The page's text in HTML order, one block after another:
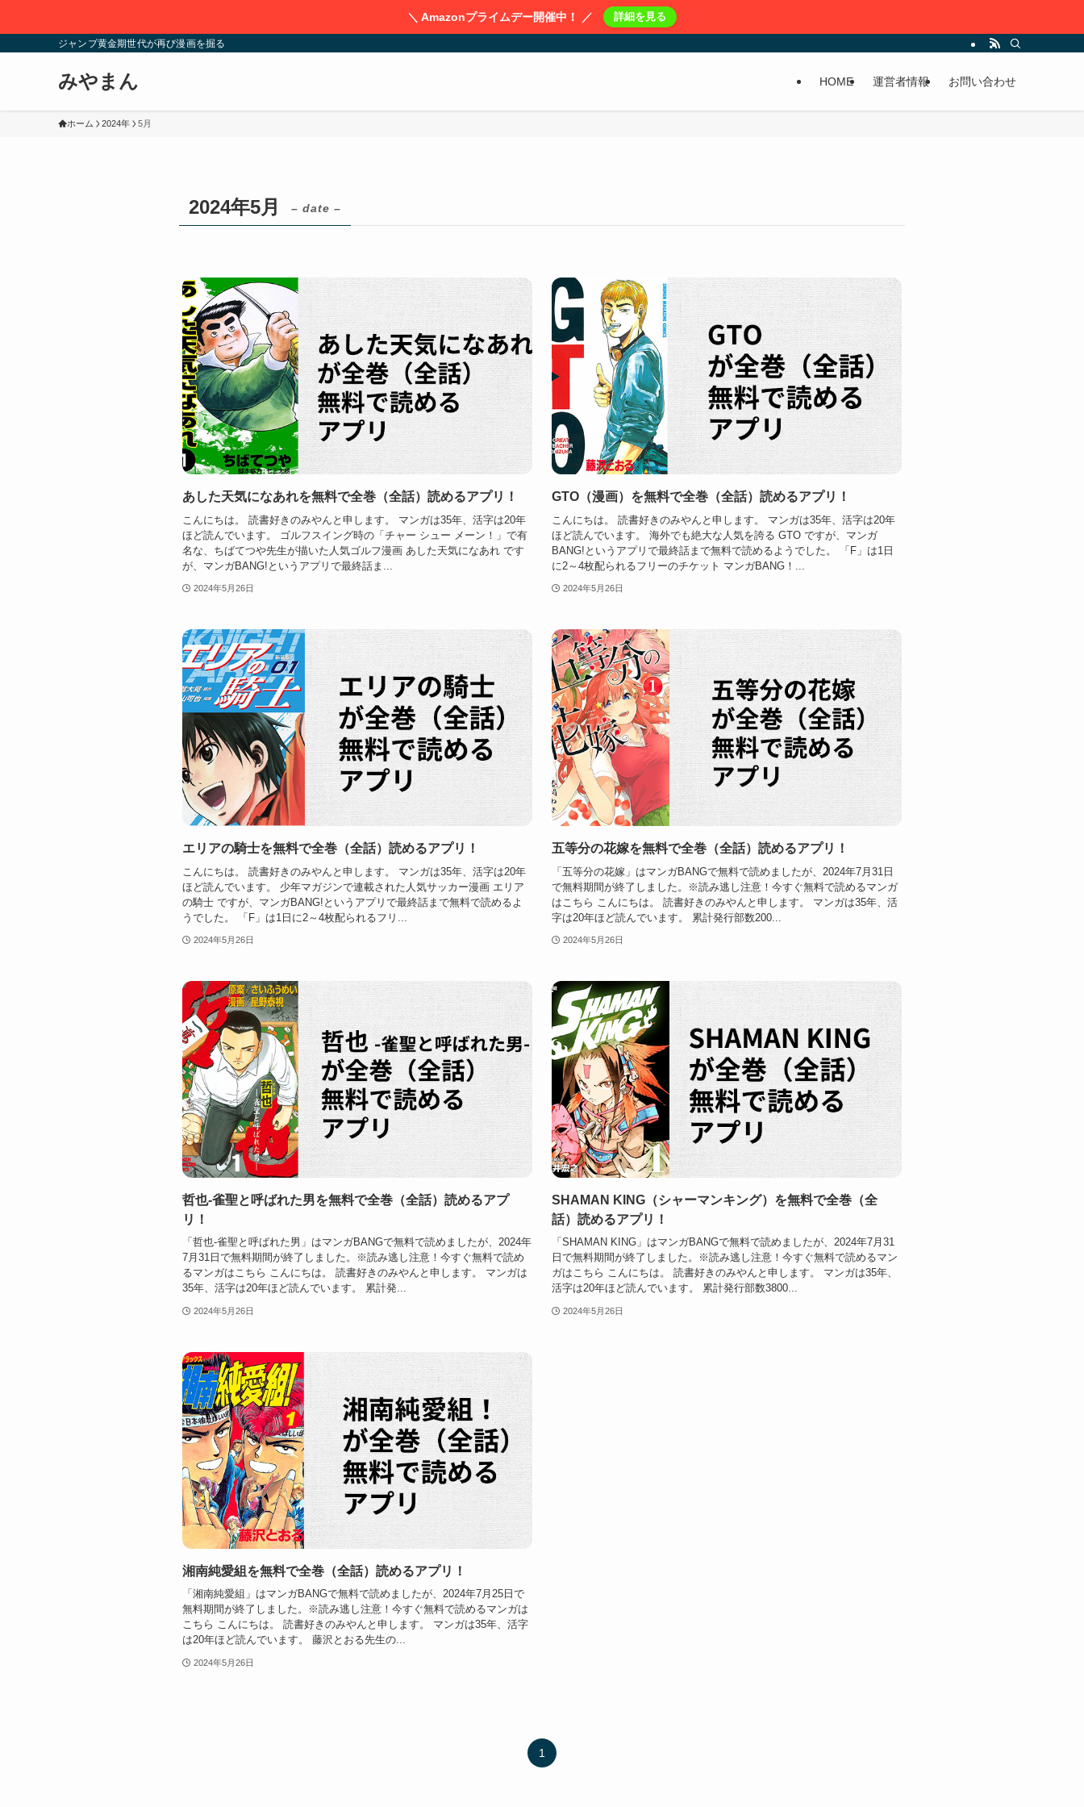
＼ Amazonプライムデー開催中！ ／ 詳細を見る
ジャンプ黄金期世代が再び漫画を掘る
みやまん HOME 運営者情報 お問い合わせ
ホーム 2024年 5月
2024年5月 – date –
あした天気になあれを無料で全巻（全話）読めるアプリ！
こんにちは。 読書好きのみやんと申します。 マンガは35年、活字は20年
ほど読んでいます。 ゴルフスイング時の「チャー シュー メーン！」で有
名な、ちばてつや先生が描いた人気ゴルフ漫画 あした天気になあれ です
が、マンガBANG!というアプリで最終話ま...
2024年5月26日
GTO（漫画）を無料で全巻（全話）読めるアプリ！
こんにちは。 読書好きのみやんと申します。 マンガは35年、活字は20年
ほど読んでいます。 海外でも絶大な人気を誇る GTO ですが、マンガ
BANG!というアプリで最終話まで無料で読めるようでした。 「F」は1日
に2～4枚配られるフリーのチケット マンガBANG！...
2024年5月26日
エリアの騎士を無料で全巻（全話）読めるアプリ！
こんにちは。 読書好きのみやんと申します。 マンガは35年、活字は20年
ほど読んでいます。 少年マガジンで連載された人気サッカー漫画 エリア
の騎士 ですが、マンガBANG!というアプリで最終話まで無料で読めるよ
うでした。 「F」は1日に2～4枚配られるフリ...
2024年5月26日
五等分の花嫁を無料で全巻（全話）読めるアプリ！
「五等分の花嫁」はマンガBANGで無料で読めましたが、2024年7月31日
で無料期間が終了しました。※読み逃し注意！今すぐ無料で読めるマンガ
はこちら こんにちは。 読書好きのみやんと申します。 マンガは35年、活
字は20年ほど読んでいます。 累計発行部数200...
2024年5月26日
哲也-雀聖と呼ばれた男を無料で全巻（全話）読めるアプ
リ！
「哲也-雀聖と呼ばれた男」はマンガBANGで無料で読めましたが、2024年
7月31日で無料期間が終了しました。※読み逃し注意！今すぐ無料で読め
るマンガはこちら こんにちは。 読書好きのみやんと申します。 マンガは
35年、活字は20年ほど読んでいます。 累計発...
2024年5月26日
SHAMAN KING（シャーマンキング）を無料で全巻（全
話）読めるアプリ！
「SHAMAN KING」はマンガBANGで無料で読めましたが、2024年7月31
日で無料期間が終了しました。※読み逃し注意！今すぐ無料で読めるマン
ガはこちら こんにちは。 読書好きのみやんと申します。 マンガは35年、
活字は20年ほど読んでいます。 累計発行部数3800...
2024年5月26日
湘南純愛組を無料で全巻（全話）読めるアプリ！
「湘南純愛組」はマンガBANGで無料で読めましたが、2024年7月25日で
無料期間が終了しました。※読み逃し注意！今すぐ無料で読めるマンガは
こちら こんにちは。 読書好きのみやんと申します。 マンガは35年、活字
は20年ほど読んでいます。 藤沢とおる先生の...
2024年5月26日
1